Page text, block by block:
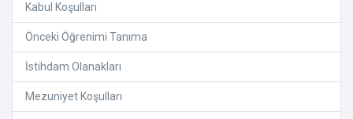
Kabul Koşulları
Önceki Öğrenimi Tanıma
İstihdam Olanakları
Mezuniyet Koşulları